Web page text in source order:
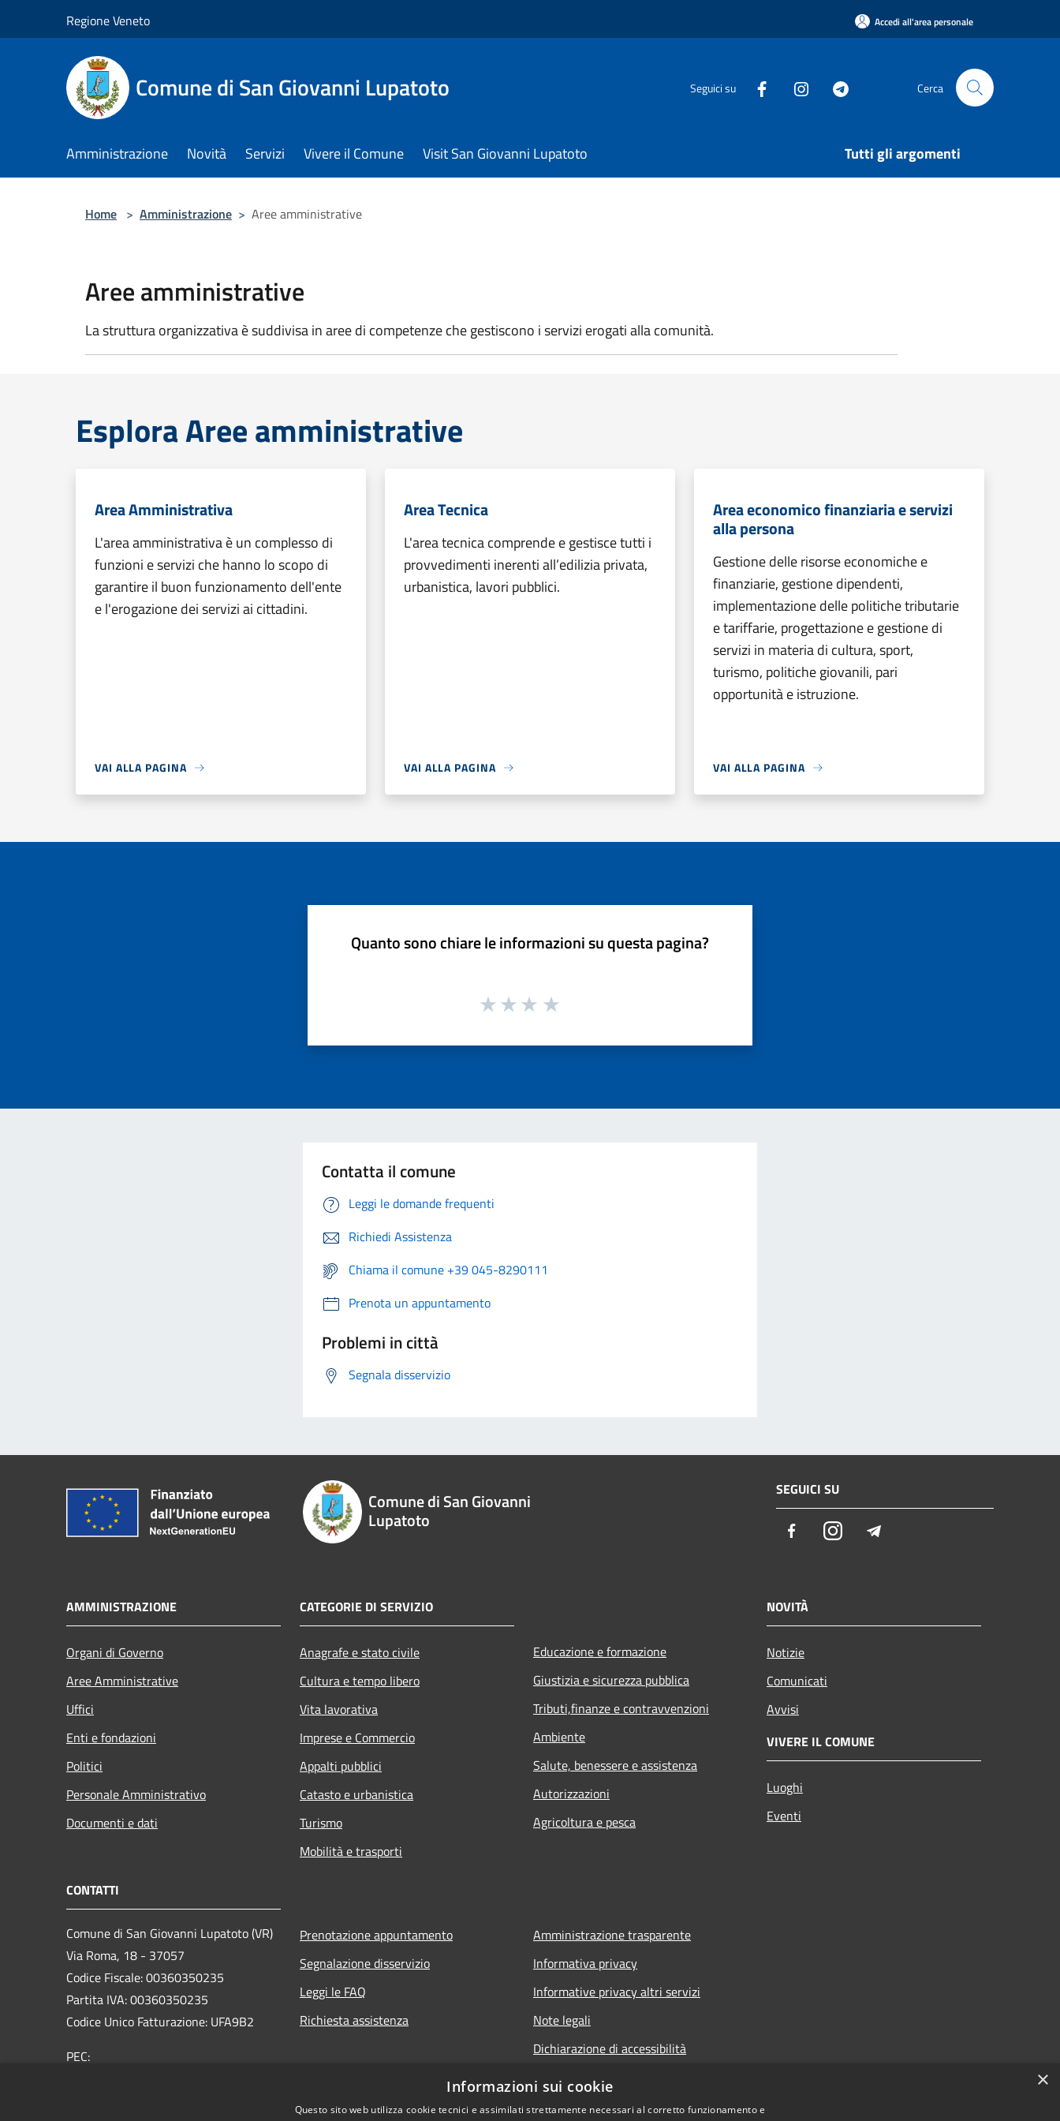
Regione Veneto Accedi all'area personale
Comune di San Giovanni Lupatoto Seguici su Cerca
Amministrazione Novità Servizi Vivere il Comune Visit San Giovanni Lupatoto Tutti gli argomenti
Home > Amministrazione > Aree amministrative
Aree amministrative
La struttura organizzativa è suddivisa in aree di competenze che gestiscono i servizi erogati alla comunità.
Esplora Aree amministrative
Area Amministrativa
L'area amministrativa è un complesso di
funzioni e servizi che hanno lo scopo di
garantire il buon funzionamento dell'ente
e l'erogazione dei servizi ai cittadini.
VAI ALLA PAGINA
Area Tecnica
L'area tecnica comprende e gestisce tutti i
provvedimenti inerenti all’edilizia privata,
urbanistica, lavori pubblici.
VAI ALLA PAGINA
Area economico finanziaria e servizi
alla persona
Gestione delle risorse economiche e
finanziarie, gestione dipendenti,
implementazione delle politiche tributarie
e tariffarie, progettazione e gestione di
servizi in materia di cultura, sport,
turismo, politiche giovanili, pari
opportunità e istruzione.
VAI ALLA PAGINA
Quanto sono chiare le informazioni su questa pagina?
Contatta il comune
Leggi le domande frequenti
Richiedi Assistenza
Chiama il comune +39 045-8290111
Prenota un appuntamento
Problemi in città
Segnala disservizio
Comune di San Giovanni
Lupatoto
SEGUICI SU
FacebookInstagram
AMMINISTRAZIONE
Organi di Governo
Aree Amministrative
Uffici
Enti e fondazioni
Politici
Personale Amministrativo
Documenti e dati
CATEGORIE DI SERVIZIO
Anagrafe e stato civile
Cultura e tempo libero
Vita lavorativa
Imprese e Commercio
Appalti pubblici
Catasto e urbanistica
Turismo
Mobilità e trasporti
Educazione e formazione
Giustizia e sicurezza pubblica
Tributi,finanze e contravvenzioni
Ambiente
Salute, benessere e assistenza
Autorizzazioni
Agricoltura e pesca
NOVITÀ
Notizie
Comunicati
Avvisi
VIVERE IL COMUNE
Luoghi
Eventi
CONTATTI
Comune di San Giovanni Lupatoto (VR)
Via Roma, 18 - 37057
Codice Fiscale: 00360350235
Partita IVA: 00360350235
Codice Unico Fatturazione: UFA9B2
PEC:
Prenotazione appuntamento
Segnalazione disservizio
Leggi le FAQ
Richiesta assistenza
Amministrazione trasparente
Informativa privacy
Informative privacy altri servizi
Note legali
Dichiarazione di accessibilità
×
Informazioni sui cookie
Questo sito web utilizza cookie tecnici e assimilati strettamente necessari al corretto funzionamento e